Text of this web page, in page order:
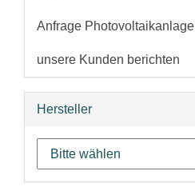
Anfrage Photovoltaikanlage
unsere Kunden berichten
Hersteller